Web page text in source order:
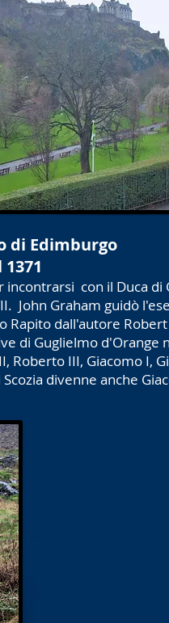
di Edimburgo
incontrarsi con il Duca
John Graham guidò
Rapito dall'autore
di Guglielmo d'Orange
Roberto III, Giacomo I,
divenne anche